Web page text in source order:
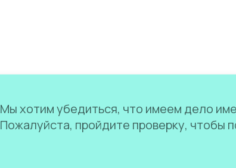
Мы хотим убедиться, что имеем дело
Пожалуйста, пройдите проверку, чтобы